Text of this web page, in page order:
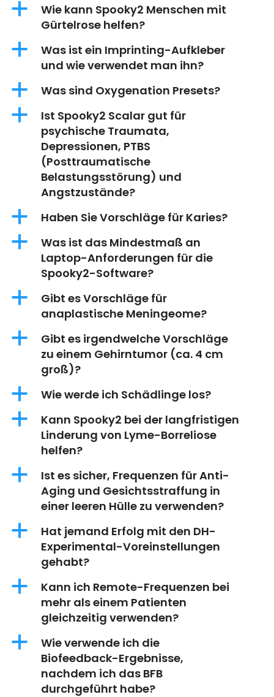
a
Wie kann Spooky2 Menschen mit
Gürtelrose helfen?
a
Was ist ein Imprinting-Aufkleber
und wie verwendet man ihn?
a Was sind Oxygenation Presets?
a
Ist Spooky2 Scalar gut für
psychische Traumata,
Depressionen, PTBS
(Posttraumatische
Belastungsstörung) und
Angstzustände?
a Haben Sie Vorschläge für Karies?
a
Was ist das Mindestmaß an
Laptop-Anforderungen für die
Spooky2-Software?
a
Gibt es Vorschläge für
anaplastische Meningeome?
a
Gibt es irgendwelche Vorschläge
zu einem Gehirntumor (ca. 4 cm
groß)?
a Wie werde ich Schädlinge los?
a
Kann Spooky2 bei der langfristigen
Linderung von Lyme-Borreliose
helfen?
a
Ist es sicher, Frequenzen für Anti-
Aging und Gesichtsstraffung in
einer leeren Hülle zu verwenden?
a
Hat jemand Erfolg mit den DH-
Experimental-Voreinstellungen
gehabt?
a
Kann ich Remote-Frequenzen bei
mehr als einem Patienten
gleichzeitig verwenden?
a
Wie verwende ich die
Biofeedback-Ergebnisse,
nachdem ich das BFB
durchgeführt habe?